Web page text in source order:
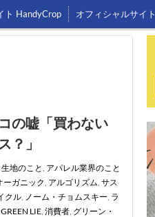
ト HandyCrop オフィシャルサイト
の嘘「買わない
？」
生地のこと, アパレル業界のこと
ーガニック, アルゴリズム, サス
クル, ノーム・チョムスキー, ラ
LIE, 消費者, グリーン・